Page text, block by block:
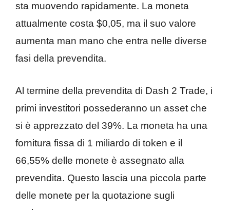
sta muovendo rapidamente. La moneta
attualmente costa $0,05, ma il suo valore
aumenta man mano che entra nelle diverse
fasi della prevendita.
Al termine della prevendita di Dash 2 Trade, i
primi investitori possederanno un asset che
si è apprezzato del 39%. La moneta ha una
fornitura fissa di 1 miliardo di token e il
66,55% delle monete è assegnato alla
prevendita. Questo lascia una piccola parte
delle monete per la quotazione sugli